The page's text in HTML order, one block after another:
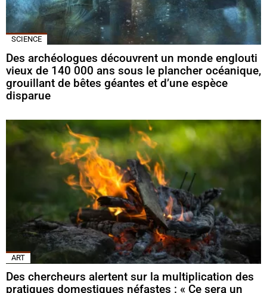
SCIENCE
Des archéologues découvrent un monde englouti
vieux de 140 000 ans sous le plancher océanique,
grouillant de bêtes géantes et d’une espèce
disparue
ART
Des chercheurs alertent sur la multiplication des
pratiques domestiques néfastes : « Ce sera un